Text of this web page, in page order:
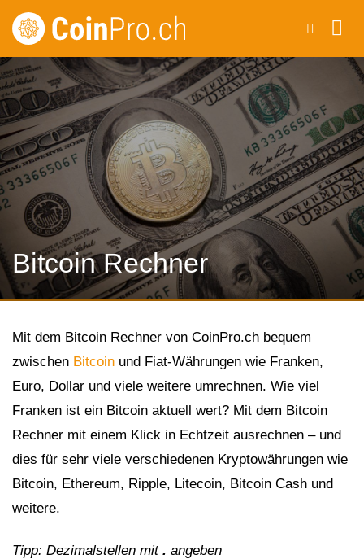
Zum
Inhalt
Bitcoin Rechner
Mit dem Bitcoin Rechner von CoinPro.ch bequem
zwischen Bitcoin und Fiat-Währungen wie Franken,
Euro, Dollar und viele weitere umrechnen. Wie viel
Franken ist ein Bitcoin aktuell wert? Mit dem Bitcoin
Rechner mit einem Klick in Echtzeit ausrechnen – und
dies für sehr viele verschiedenen Kryptowährungen wie
Bitcoin, Ethereum, Ripple, Litecoin, Bitcoin Cash und
weitere.
Tipp: Dezimalstellen mit . angeben